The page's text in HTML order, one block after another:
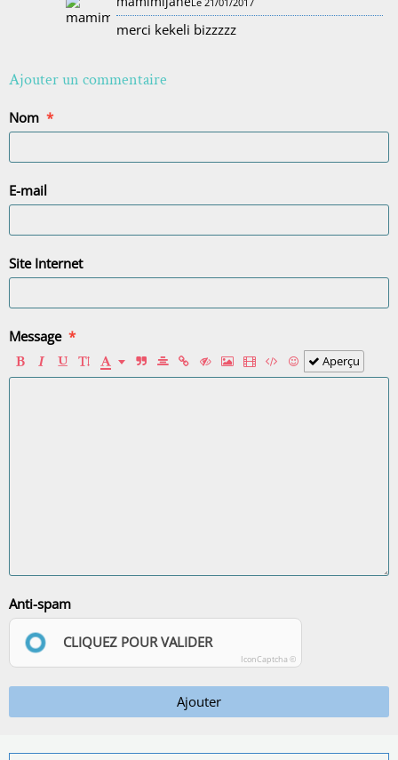
merci kekeli bizzzzz
Ajouter un commentaire
Nom
E-mail
Site Internet
Message
Aperçu
Anti-spam
CLIQUEZ POUR VALIDER
IconCaptcha ©
Ajouter